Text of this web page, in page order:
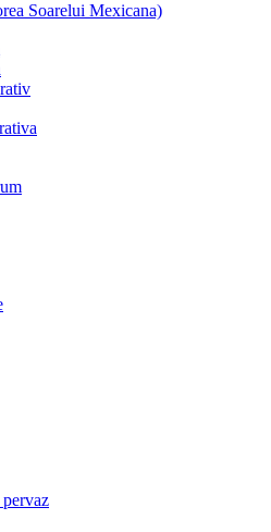
Soarelui Mexicana)